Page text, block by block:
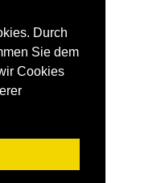
Durch
Sie dem
Cookies